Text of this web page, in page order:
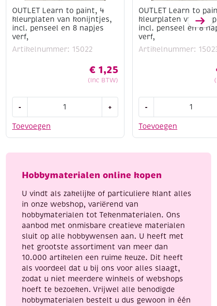
OUTLET Learn to paint, 4
kleurplaten van konijntjes,
incl. penseel en 8 napjes
verf,
Artikelnummer: 15022
€ 1,25
(Inc BTW)
Toevoegen
-
to
kleurplaten
konijntjes,
penseel
napjes
verf,
aantal
+
OUTLET Learn to
kleurplaten van
incl. penseel en 8
verf,
Artikelnummer:
Toevoegen
-
to
kleurplaten
puppies,
penseel
8
napjes
verf,
aantal
Hobbymaterialen online kopen
U vindt als zakelijke of particuliere klant alles
in onze webshop, variërend van
hobbymaterialen tot Tekenmaterialen. Ons
aanbod met onmisbare creatieve materialen
sluit op alle hobbywensen aan. U heeft met
het grootste assortiment van meer dan
10.000 artikelen een ruime keuze. Dit heeft
als voordeel dat u bij ons voor alles slaagt,
zodat u niet meerdere winkels of webshops
hoeft te bezoeken. Vrijwel alle benodigde
hobbymaterialen bestelt u dus gewoon in één